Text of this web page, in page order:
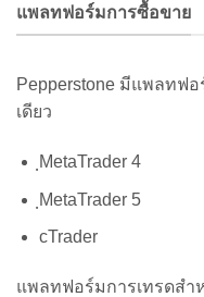
แพลทฟอร์มการซื้อขาย
Pepperstone มีแพลทฟ
เดียว
ฺMetaTrader 4
ฺMetaTrader 5
cTrader
แพลทฟอร์มการเทรดสำ